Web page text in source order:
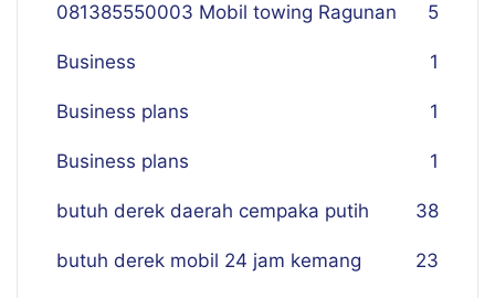
081385550003 Mobil towing Ragunan 5
Business 1
Business plans 1
Business plans 1
butuh derek daerah cempaka putih 38
butuh derek mobil 24 jam kemang 23